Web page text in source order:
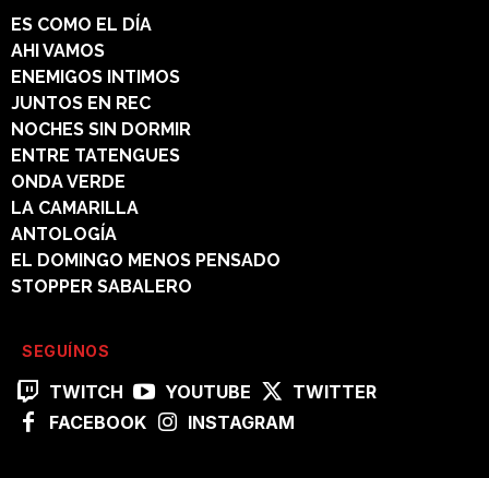
ES COMO EL DÍA
AHI VAMOS
ENEMIGOS INTIMOS
JUNTOS EN REC
NOCHES SIN DORMIR
ENTRE TATENGUES
ONDA VERDE
LA CAMARILLA
ANTOLOGÍA
EL DOMINGO MENOS PENSADO
STOPPER SABALERO
SEGUÍNOS
TWITCH YOUTUBE
TWITTER
FACEBOOK
INSTAGRAM